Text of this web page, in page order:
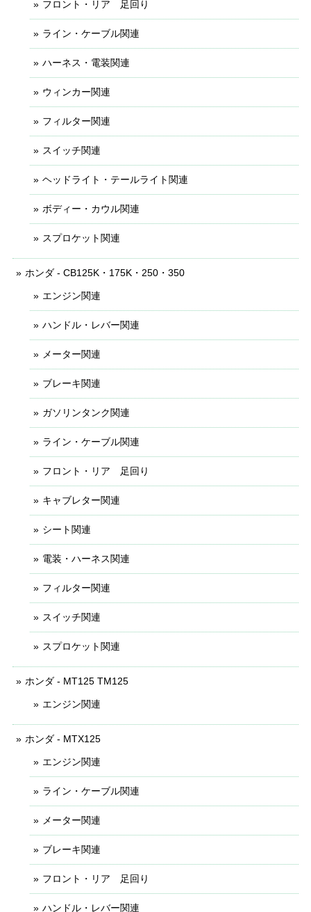
フロント・リア 足回り
ライン・ケーブル関連
ハーネス・電装関連
ウィンカー関連
フィルター関連
スイッチ関連
ヘッドライト・テールライト関連
ボディー・カウル関連
スプロケット関連
ホンダ - CB125K・175K・250・350
エンジン関連
ハンドル・レバー関連
メーター関連
ブレーキ関連
ガソリンタンク関連
ライン・ケーブル関連
フロント・リア 足回り
キャブレター関連
シート関連
電装・ハーネス関連
フィルター関連
スイッチ関連
スプロケット関連
ホンダ - MT125 TM125
エンジン関連
ホンダ - MTX125
エンジン関連
ライン・ケーブル関連
メーター関連
ブレーキ関連
フロント・リア 足回り
ハンドル・レバー関連